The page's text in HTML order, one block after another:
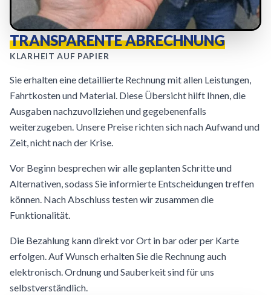
TRANSPARENTE ABRECHNUNG
KLARHEIT AUF PAPIER
Sie erhalten eine detaillierte Rechnung mit allen Leistungen,
Fahrtkosten und Material. Diese Übersicht hilft Ihnen, die
Ausgaben nachzuvollziehen und gegebenenfalls
weiterzugeben. Unsere Preise richten sich nach Aufwand und
Zeit, nicht nach der Krise.
Vor Beginn besprechen wir alle geplanten Schritte und
Alternativen, sodass Sie informierte Entscheidungen treffen
können. Nach Abschluss testen wir zusammen die
Funktionalität.
Die Bezahlung kann direkt vor Ort in bar oder per Karte
erfolgen. Auf Wunsch erhalten Sie die Rechnung auch
elektronisch. Ordnung und Sauberkeit sind für uns
selbstverständlich.